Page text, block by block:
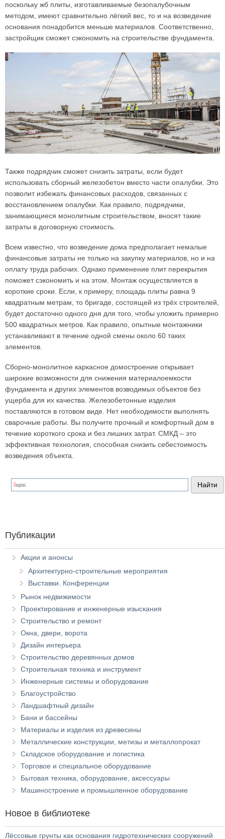
поскольку жб плиты, изготавливаемые безопалубочным
методом, имеют сравнительно лёгкий вес, то и на возведение
основания понадобится меньше материалов. Соответственно,
застройщик сможет сэкономить на строительстве фундамента.
Также подрядчик сможет снизить затраты, если будет
использовать сборный железобетон вместо части опалубки. Это
позволит избежать финансовых расходов, связанных с
восстановлением опалубки. Как правило, подрядчики,
занимающиеся монолитным строительством, вносят такие
затраты в договорную стоимость.
Всем известно, что возведение дома предполагает немалые
финансовые затраты не только на закупку материалов, но и на
оплату труда рабочих. Однако применение плит перекрытия
поможет сэкономить и на этом. Монтаж осуществляется в
короткие сроки. Если, к примеру, площадь плиты равна 9
квадратным метрам, то бригаде, состоящей из трёх строителей,
будет достаточно одного дня для того, чтобы уложить примерно
500 квадратных метров. Как правило, опытные монтажники
устанавливают в течение одной смены около 60 таких
элементов.
Сборно-монолитное каркасное домостроение открывает
широкие возможности для снижения материалоемкости
фундамента и других элементов возводимых объектов без
ущерба для их качества. Железобетонные изделия
поставляются в готовом виде. Нет необходимости выполнять
сварочные работы. Вы получите прочный и комфортный дом в
течение короткого срока и без лишних затрат. СМКД – это
эффективная технология, способная снизить себестоимость
возведения объекта.
Публикации
Акции и анонсы
Архитектурно-строительные мероприятия
Выставки. Конференции
Рынок недвижимости
Проектирование и инженерные изыскания
Строительство и ремонт
Окна, двери, ворота
Дизайн интерьера
Строительство деревянных домов
Строительная техника и инструмент
Инженерные системы и оборудование
Благоустройство
Ландшафтный дизайн
Бани и бассейны
Материалы и изделия из древесины
Металлические конструкции, метизы и металлопрокат
Складское оборудование и логистика
Торговое и специальное оборудование
Бытовая техника, оборудование, аксессуары
Машиностроение и промышленное оборудование
Новое в библиотеке
Лёссовые грунты как основания гидротехнических сооружений